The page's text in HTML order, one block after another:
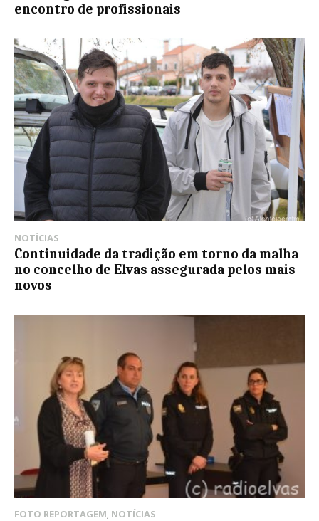
encontro de profissionais
NOTÍCIAS
Continuidade da tradição em torno da malha
no concelho de Elvas assegurada pelos mais
novos
FOTO REPORTAGEM, NOTÍCIAS